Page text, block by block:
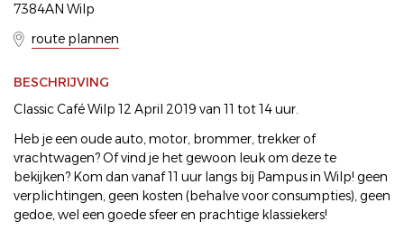
7384AN Wilp
route plannen
BESCHRIJVING
Classic Café Wilp 12 April 2019 van 11 tot 14 uur.
Heb je een oude auto, motor, brommer, trekker of
vrachtwagen? Of vind je het gewoon leuk om deze te
bekijken? Kom dan vanaf 11 uur langs bij Pampus in Wilp! geen
verplichtingen, geen kosten (behalve voor consumpties), geen
gedoe, wel een goede sfeer en prachtige klassiekers!